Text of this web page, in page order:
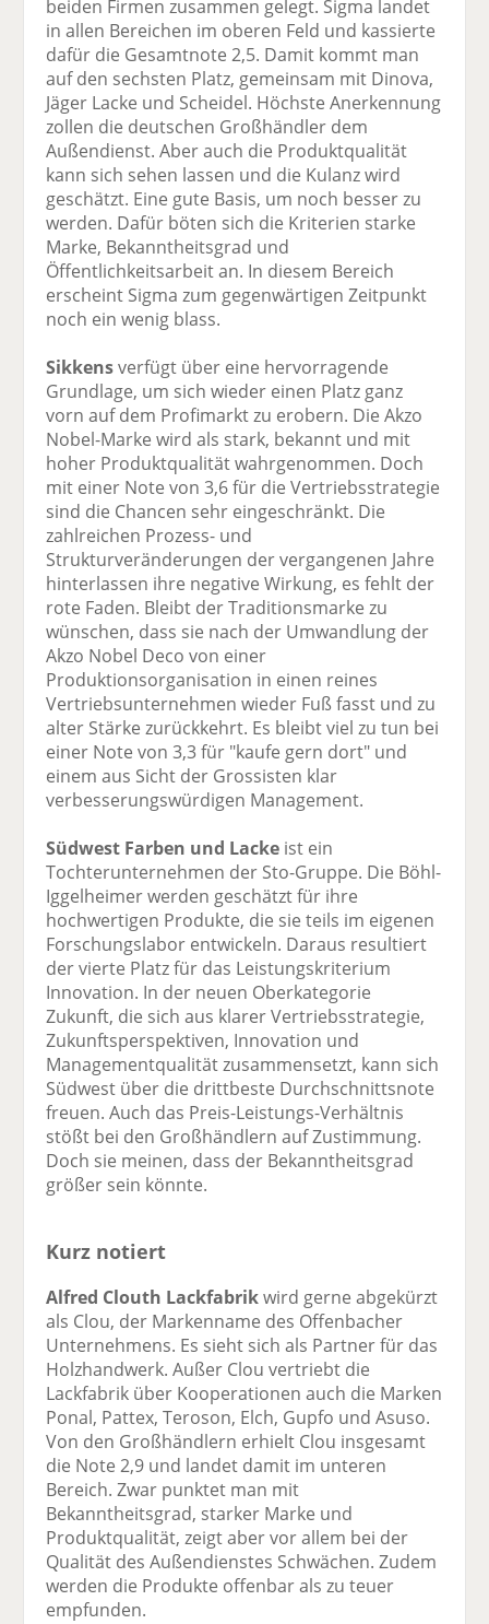
beiden Firmen zusammen gelegt. Sigma landet
in allen Bereichen im oberen Feld und kassierte
dafür die Gesamtnote 2,5. Damit kommt man
auf den sechsten Platz, gemeinsam mit Dinova,
Jäger Lacke und Scheidel. Höchste Anerkennung
zollen die deutschen Großhändler dem
Außendienst. Aber auch die Produktqualität
kann sich sehen lassen und die Kulanz wird
geschätzt. Eine gute Basis, um noch besser zu
werden. Dafür böten sich die Kriterien starke
Marke, Bekanntheitsgrad und
Öffentlichkeitsarbeit an. In diesem Bereich
erscheint Sigma zum gegenwärtigen Zeitpunkt
noch ein wenig blass.
Sikkensverfügt über eine hervorragende
Grundlage, um sich wieder einen Platz ganz
vorn auf dem Profimarkt zu erobern. Die Akzo
Nobel-Marke wird als stark, bekannt und mit
hoher Produktqualität wahrgenommen. Doch
mit einer Note von 3,6 für die Vertriebsstrategie
sind die Chancen sehr eingeschränkt. Die
zahlreichen Prozess- und
Strukturveränderungen der vergangenen Jahre
hinterlassen ihre negative Wirkung, es fehlt der
rote Faden. Bleibt der Traditionsmarke zu
wünschen, dass sie nach der Umwandlung der
Akzo Nobel Deco von einer
Produktionsorganisation in einen reines
Vertriebsunternehmen wieder Fuß fasst und zu
alter Stärke zurückkehrt. Es bleibt viel zu tun bei
einer Note von 3,3 für "kaufe gern dort" und
einem aus Sicht der Grossisten klar
verbesserungswürdigen Management.
Südwest Farben und Lacke ist ein
Tochterunternehmen der Sto-Gruppe. Die Böhl-
Iggelheimer werden geschätzt für ihre
hochwertigen Produkte, die sie teils im eigenen
Forschungslabor entwickeln. Daraus resultiert
der vierte Platz für das Leistungskriterium
Innovation. In der neuen Oberkategorie
Zukunft, die sich aus klarer Vertriebsstrategie,
Zukunftsperspektiven, Innovation und
Managementqualität zusammensetzt, kann sich
Südwest über die drittbeste Durchschnittsnote
freuen. Auch das Preis-Leistungs-Verhältnis
stößt bei den Großhändlern auf Zustimmung.
Doch sie meinen, dass der Bekanntheitsgrad
größer sein könnte.
Kurz notiert
Alfred Clouth Lackfabrikwird gerne abgekürzt
als Clou, der Markenname des Offenbacher
Unternehmens. Es sieht sich als Partner für das
Holzhandwerk. Außer Clou vertriebt die
Lackfabrik über Kooperationen auch die Marken
Ponal, Pattex, Teroson, Elch, Gupfo und Asuso.
Von den Großhändlern erhielt Clou insgesamt
die Note 2,9 und landet damit im unteren
Bereich. Zwar punktet man mit
Bekanntheitsgrad, starker Marke und
Produktqualität, zeigt aber vor allem bei der
Qualität des Außendienstes Schwächen. Zudem
werden die Produkte offenbar als zu teuer
empfunden.